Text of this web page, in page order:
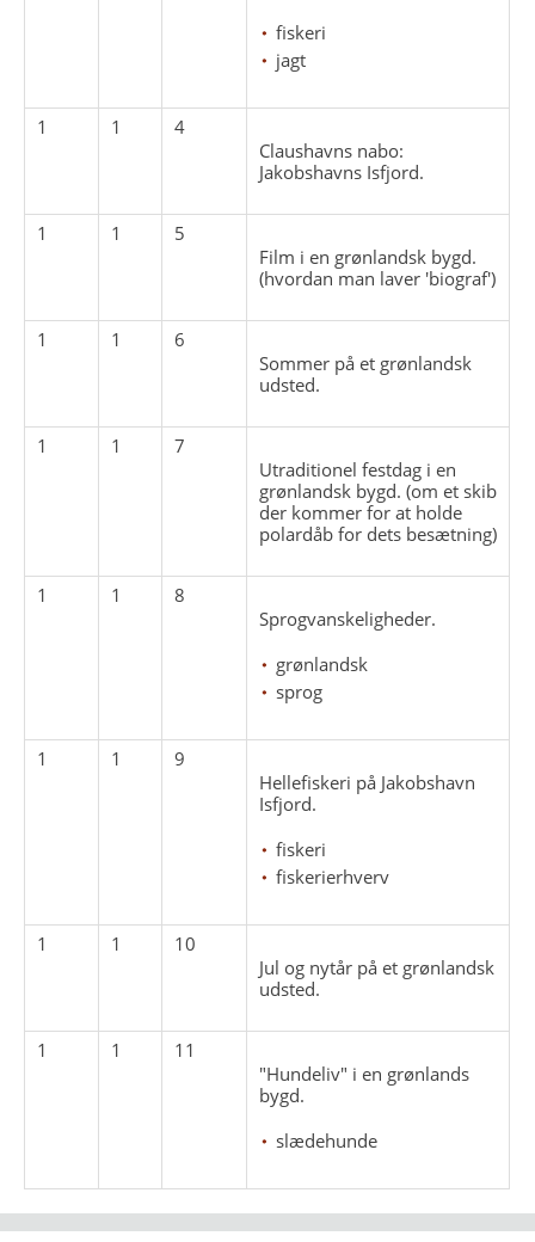
fiskeri
jagt
1 1
4
Claushavns nabo:
Jakobshavns Isfjord.
1 1
5
Film i en grønlandsk bygd.
(hvordan man laver 'biograf')
1 1
6
Sommer på et grønlandsk
udsted.
1 1
7
Utraditionel festdag i en
grønlandsk bygd. (om et skib
der kommer for at holde
polardåb for dets besætning)
1 1
8
Sprogvanskeligheder.
grønlandsk
sprog
1 1
9
Hellefiskeri på Jakobshavn
Isfjord.
fiskeri
fiskerierhverv
1 1
10
Jul og nytår på et grønlandsk
udsted.
1 1
11
"Hundeliv" i en grønlands
bygd.
slædehunde